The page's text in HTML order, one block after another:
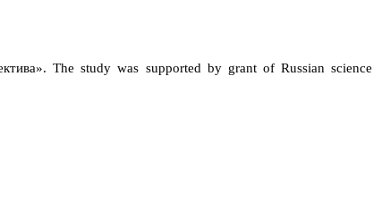
». The study was supported by grant of Russian science